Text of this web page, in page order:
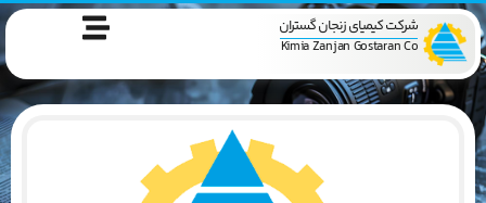
شرکت کیمیای زنجان گستران
Kimia Zanjan Gostaran Co